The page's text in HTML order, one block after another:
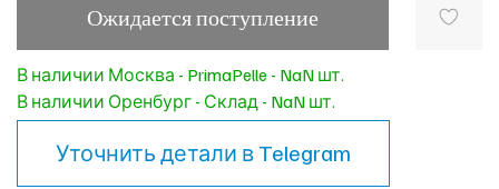
Ожидается поступление
В наличии Москва - PrimaPelle - NaN шт.
В наличии Оренбург - Склад - NaN шт.
Уточнить детали вTelegram